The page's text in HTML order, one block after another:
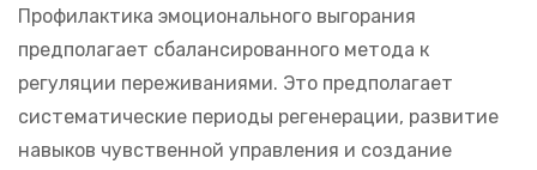
Профилактика эмоционального выгорания
предполагает сбалансированного метода к
регуляции переживаниями. Это предполагает
систематические периоды регенерации, развитие
навыков чувственной управления и создание